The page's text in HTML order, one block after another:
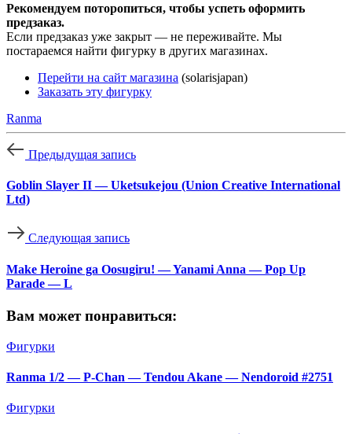
Рекомендуем поторопиться, чтобы успеть оформить
предзаказ.
Если предзаказ уже закрыт — не переживайте. Мы
постараемся найти фигурку в других магазинах.
Перейти на сайт магазина (solarisjapan)
Заказать эту фигурку
Ranma
Предыдущая запись
Goblin Slayer II — Uketsukejou (Union Creative International
Ltd)
Следующая запись
Make Heroine ga Oosugiru! — Yanami Anna — Pop Up
Parade — L
Вам может понравиться:
Фигурки
Ranma 1/2 — P-Chan — Tendou Akane — Nendoroid #2751
Фигурки